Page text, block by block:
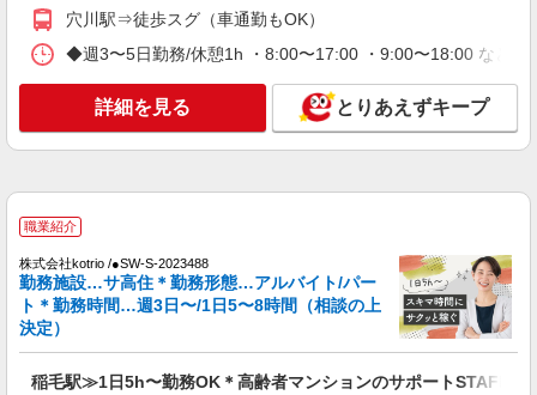
サービス付き高齢者向け住宅／介護職／16-20
による ※一律処遇改善加算含む 〇時間外勤務手当
〇土日祝勤務手当 〇夜勤手当 〇深夜勤務手当 〇
年末年始勤務手当 〇早朝7:00〜8:00/夜間18:00〜
20:00は時給25％UP
エイジフリーハウス千葉穴川 千葉県千葉市稲
キープ 詳細を見る
エイジフリーハウス千葉穴川
介護職／サ高住／小規模多機能／パート／日
時給1,193円〜1,257円 ※経験・能力・資格等
による 社会福祉士・介護福祉士 時給1,257円 その
穴川駅⇒徒歩スグ（車通勤もOK）
◆週3〜5日勤務/休憩1h ・8:00〜17:00 ・9:00〜18:00 など
詳細を見る とりあえずキープ
職業紹介
株式会社kotrio /●SW-S-2023488
勤務施設…サ高住＊勤務形態…アルバイト/パー
ト＊勤務時間…週3日〜/1日5〜8時間（相談の上
決定）
稲毛駅≫1日5h〜勤務OK＊高齢者マンションのサポートSTAFF